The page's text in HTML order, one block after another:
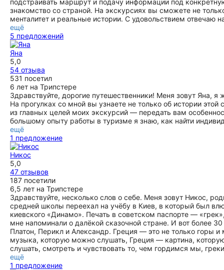
подстраивать маршрут и подачу информации под
знакомство со страной. На экскурсиях вы сможете не
менталитет и реальные истории. С удовольствием отвечаю
ещё
5 предложений
Яна
5,0
54 отзыва
531 посетил
6 лет на Трипстере
Здравствуйте, дорогие путешественники! Меня зовут Яна,
На прогулках со мной вы узнаете не только об истории
из главных целей моих экскурсий — передать вам
большому опыту работы в туризме я знаю, как найти
ещё
1 предложение
Никос
5,0
47 отзывов
187 посетили
6,5 лет на Трипстере
Здравствуйте, несколько слов о себе. Меня зовут Никос,
средней школы переехал на учёбу в Киев, в который был
киевского «Динамо». Печать в советском паспорте —
мне напоминали о далёкой сказочной стране. И вот более
Платон, Перикл и Александр. Греция — это не только горы
музыка, которую можно слушать, Греция — картина,
слушать, смотреть и чувствовать то, чем гордимся мы,
ещё
1 предложение